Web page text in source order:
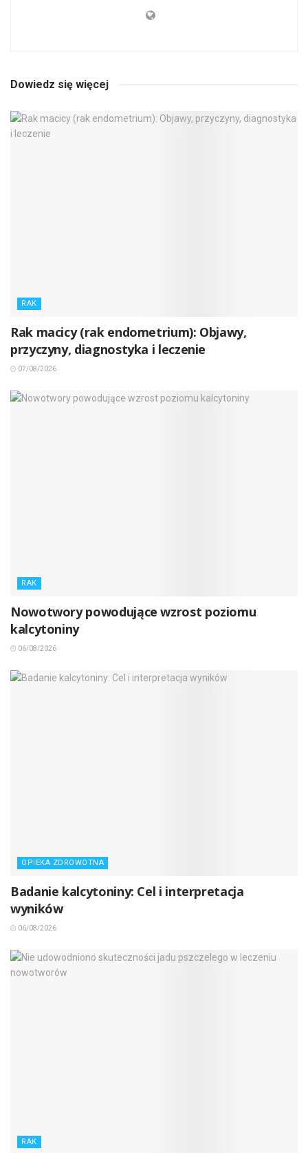
Dowiedz się więcej
RAK
Rak macicy (rak endometrium): Objawy,
przyczyny, diagnostyka i leczenie
07/08/2026
RAK
Nowotwory powodujące wzrost poziomu
kalcytoniny
06/08/2026
OPIEKA ZDROWOTNA
Badanie kalcytoniny: Cel i interpretacja
wyników
06/08/2026
RAK